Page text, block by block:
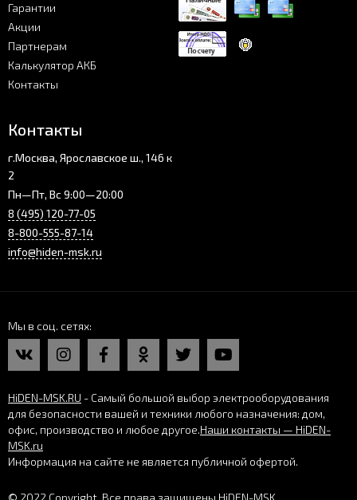
Гарантии
Акции
Партнерам
Калькулятор АКБ
Контакты
Контакты
г.Москва, Ярославское ш., 146 к
2
Пн—Пт, Вс 9:00—20:00
8 (495) 120-77-05
8-800-555-87-14
info@hiden-msk.ru
Мы в соц. сетях
HiDEN-MSK.RU - Самый большой выбор электрооборудования
для безопасности вашей и техники любого назначения: дом,
офис, производство и любое другое.Наши контакты — HiDEN-
MSK.ru
Информация на сайте не является публичной офертой.
© 2022 Copyright. Все права защищены HiDEN-MSK